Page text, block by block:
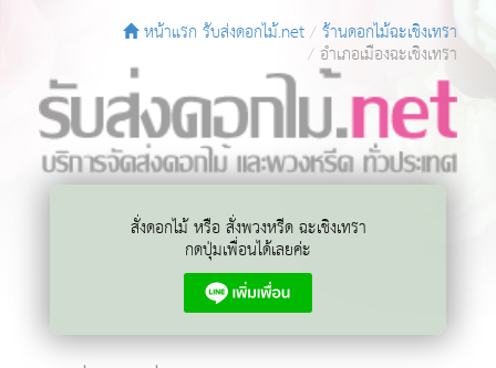
หน้าแรก รับส่งดอกไม้.net ร้านดอกไม้ฉะเชิงเทรา
อำเภอเมืองฉะเชิงเทรา
สั่งดอกไม้ หรือ สั่งพวงหรีด ฉะเชิงเทรา
กดปุ่มเพื่อนได้เลยค่ะ